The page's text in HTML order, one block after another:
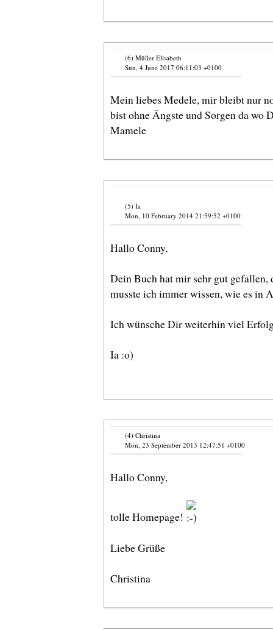
(6) Müller Elisabeth
Sun, 4 June 2017 06:11:03 +0100
Mein liebes Medele, mir bleibt nur
bist ohne Ängste und Sorgen da wo
Mamele
(5) Ia
Mon, 10 February 2014 21:59:52 +0100
Hallo Conny,
Dein Buch hat mir sehr gut
musste ich immer wissen, wie es in
Ich wünsche Dir weiterhin viel
Ia :o)
(4) Christina
Mon, 23 September 2013 12:47:51 +0100
Hallo Conny,
tolle Homepage!
Liebe Grüße
Christina